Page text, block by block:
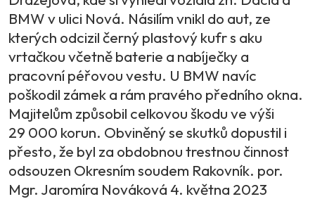
BMW v ulici Nová. Násilím vnikl do aut, ze
kterých odcizil černý plastový kufr s aku
vrtačkou včetně baterie a nabíječky a
pracovní péřovou vestu. U BMW navíc
poškodil zámek a rám pravého předního okna.
Majitelům způsobil celkovou škodu ve výši
29 000 korun. Obviněný se skutků dopustil i
přesto, že byl za obdobnou trestnou činnost
odsouzen Okresním soudem Rakovník. por.
Mgr. Jaromíra Nováková 4. května 2023